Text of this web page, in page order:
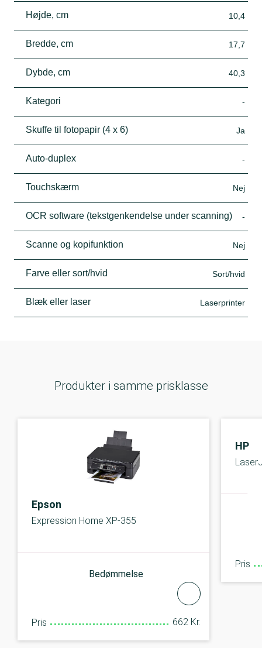
Højde, cm 10,4
Bredde, cm 17,7
Dybde, cm 40,3
Kategori -
Skuffe til fotopapir (4 x 6) Ja
Auto-duplex -
Touchskærm Nej
OCR software (tekstgenkendelse under scanning) -
Scanne og kopifunktion Nej
Farve eller sort/hvid Sort/hvid
Blæk eller laser Laserprinter
Produkter i samme prisklasse
Epson
Expression Home XP-355
Bedømmelse
Pris 662 Kr.
HP
Pris